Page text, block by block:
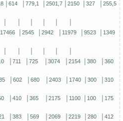
│614 │779,1 │2501,7 │2150 │327
│255,5
│2545 │2942 │11979 │9523
│1349
│711 │725 │3074 │2154 │380
│360
│602 │680 │2403 │1740 │300
│310
│410 │365 │2175 │1100 │100
│175
│383 │569 │2069 │2219 │280
│412